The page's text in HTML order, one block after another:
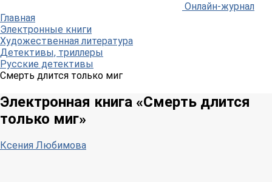
Онлайн-журнал
Главная
Электронные книги
Художественная литература
Детективы, триллеры
Русские детективы
Смерть длится только миг
Электронная книга «Смерть длится
только миг»
Ксения Любимова